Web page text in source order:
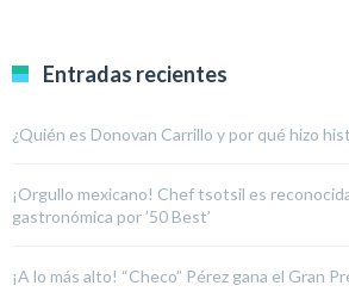
Entradas recientes
¿Quién es Donovan Carrillo y por qué hizo
¡Orgullo mexicano! Chef tsotsil es
gastronómica por ’50 Best’
¡A lo más alto! “Checo” Pérez gana el Gran